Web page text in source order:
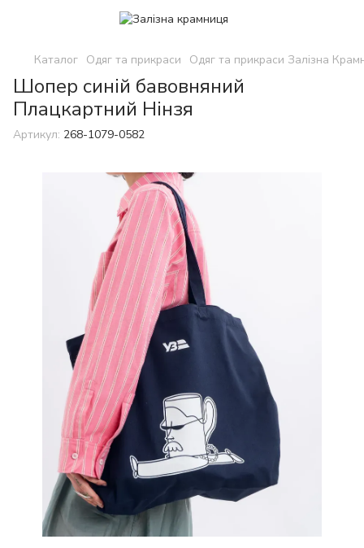
Каталог Одяг та прикраси Одяг та прикраси Залізна
Шопер синій бавовняний
Плацкартний Нінзя
Артикул: 268-1079-0582